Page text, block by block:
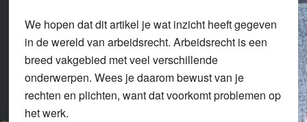
We hopen dat dit artikel je wat inzicht heeft gegeven
in de wereld van arbeidsrecht. Arbeidsrecht is een
breed vakgebied met veel verschillende
onderwerpen. Wees je daarom bewust van je
rechten en plichten, want dat voorkomt problemen op
het werk.